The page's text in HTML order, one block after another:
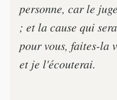
personne, car le
; et la cause qui
pour vous, faites-la
et je l'écouterai.